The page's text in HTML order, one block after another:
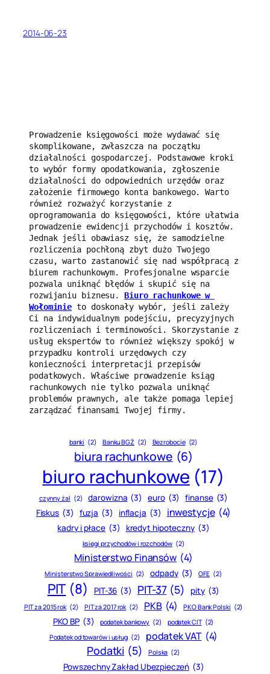
2014-06-23
Prowadzenie księgowości może wydawać się
skomplikowane, zwłaszcza na początku
działalności gospodarczej. Podstawowe kroki
to wybór formy opodatkowania, zgłoszenie
działalności do odpowiednich urzędów oraz
założenie firmowego konta bankowego. Warto
również rozważyć korzystanie z
oprogramowania do księgowości, które ułatwia
prowadzenie ewidencji przychodów i kosztów.
Jednak jeśli obawiasz się, że samodzielne
rozliczenia pochłoną zbyt dużo Twojego
czasu, warto zastanowić się nad współpracą z
biurem rachunkowym. Profesjonalne wsparcie
pozwala uniknąć błędów i skupić się na
rozwijaniu biznesu. Biuro rachunkowe w
Wołominie to doskonały wybór, jeśli zależy
Ci na indywidualnym podejściu, precyzyjnych
rozliczeniach i terminowości. Skorzystanie z
usług ekspertów to również większy spokój w
przypadku kontroli urzędowych czy
konieczności interpretacji przepisów
podatkowych. Właściwe prowadzenie ksiąg
rachunkowych nie tylko pozwala uniknąć
problemów prawnych, ale także pomaga lepiej
zarządzać finansami Twojej firmy.
banki (2) Banku BGŻ (2) Bezrobocie (2)
biura rachunkowe (6)
biuro rachunkowe (17)
czynny żal (2) darowizna (3) euro (3) finanse (3)
Fiskus (3) fuzja (3) inflacja (3) inwestycje (4)
kadry i płace (3) kredyt hipoteczny (3)
księgi przychodów i rozchodów (2)
Ministerstwo Finansów (4)
Ministerstwo Sprawiedliwości (2) odpady (3) OFE (2)
PIT (8) PIT-36 (3) PIT-37 (5) pity (3)
PIT za 2015 rok (2) PIT za 2017 rok (2) PKB (4) PKO Bank Polski (2)
PKO BP (3) podatek bankowy (2) podatek CIT (2)
Podatek od towarów i usług (2) podatek VAT (4)
Podatki (5) Polska (2)
Powszechny Zakład Ubezpieczeń (3)